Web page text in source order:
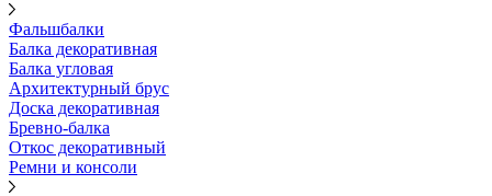
Фальшбалки
Балка декоративная
Балка угловая
Архитектурный брус
Доска декоративная
Бревно-балка
Откос декоративный
Ремни и консоли